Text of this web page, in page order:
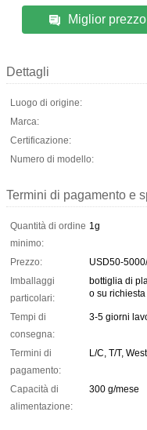
Miglior prezzo
Dettagli
Luogo di origine:
Marca:
Certificazione:
Numero di modello:
Termini di pagamento e
Quantità di ordine
minimo:
1g
Prezzo:
USD50-
Imballaggi
particolari:
bottiglia di
o su
Tempi di
consegna:
3-5 giorni
Termini di
pagamento:
L/C, T/T,
Capacità di
alimentazione:
300 g/mese